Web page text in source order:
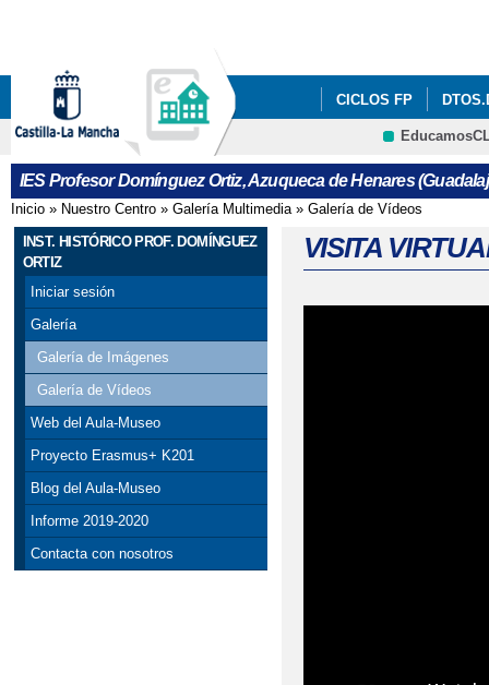
CICLOS FP
SECCIÓN ESO
ESPACIO DE
REVISTA VOZ DE
CRFP
IES Profesor Domínguez Ortiz, Azuqueca de Henares
Se encuentra usted aquí
Inicio » Nuestro Centro » Galería Multimedia» Galería de Vídeos
INST. HISTÓRICO PROF. DOMÍNGUEZ
ORTIZ
Iniciar sesión
Galería
Galería de Imágenes
Galería de Vídeos
Web del Aula-Museo
Proyecto Erasmus+ K201
Blog del Aula-Museo
Informe 2019-2020
Contacta con nosotros
VISITA